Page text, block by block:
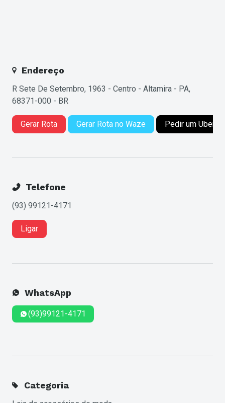
Endereço
R Sete De Setembro, 1963 - Centro - Altamira - PA,
68371-000 - BR
Gerar Rota Gerar Rota no Waze Pedir um Uber
Telefone
(93) 99121-4171
Ligar
WhatsApp
(93)99121-4171
Categoria